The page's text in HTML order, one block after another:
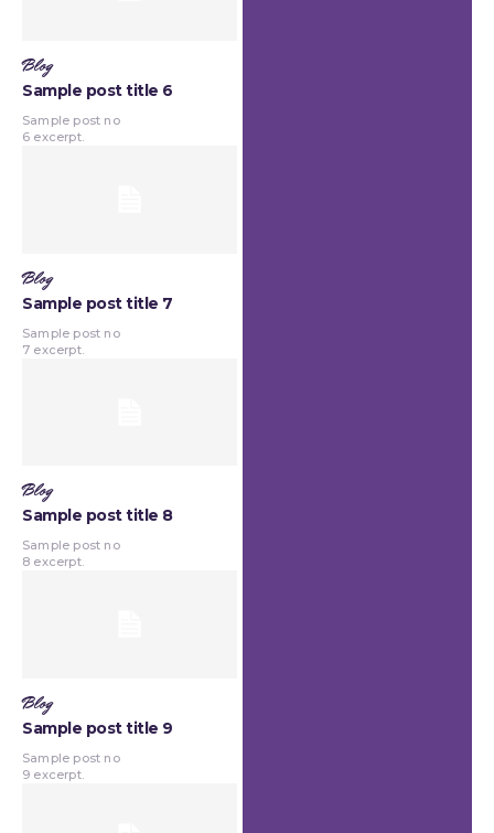
Blog
Sample post title 6
Sample post no
6 excerpt.
Blog
Sample post title 7
Sample post no
7 excerpt.
Blog
Sample post title 8
Sample post no
8 excerpt.
Blog
Sample post title 9
Sample post no
9 excerpt.